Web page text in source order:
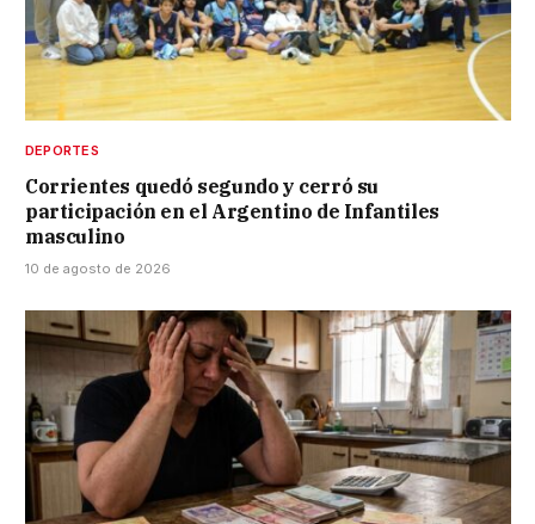
DEPORTES
Corrientes quedó segundo y cerró su
participación en el Argentino de Infantiles
masculino
10 de agosto de 2026